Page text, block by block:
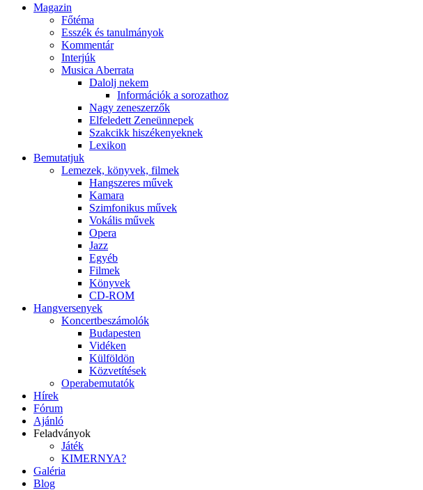
Magazin
Főtéma
Esszék és tanulmányok
Kommentár
Interjúk
Musica Aberrata
Dalolj nekem
Információk a sorozathoz
Nagy zeneszerzők
Elfeledett Zeneünnepek
Szakcikk hiszékenyeknek
Lexikon
Bemutatjuk
Lemezek, könyvek, filmek
Hangszeres művek
Kamara
Szimfonikus művek
Vokális művek
Opera
Jazz
Egyéb
Filmek
Könyvek
CD-ROM
Hangversenyek
Koncertbeszámolók
Budapesten
Vidéken
Külföldön
Közvetítések
Operabemutatók
Hírek
Fórum
Ajánló
Feladványok
Játék
KIMERNYA?
Galéria
Blog